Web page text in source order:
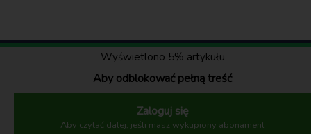
Wyświetlono 5% artykułu
Aby odblokować pełną treść
Zaloguj się
Aby czytać dalej, jeśli masz wykupiony abonament